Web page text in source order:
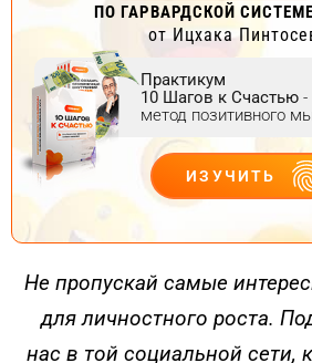
ПО ГАРВАРДСКОЙ
от Ицхака
Практикум
10 Шагов к Счастью -
метод позитивного
ИЗУЧИТЬ
ДЕЙСТВУЙ
Не пропускай самые
для личностного роста.
нас в той социальной сети,